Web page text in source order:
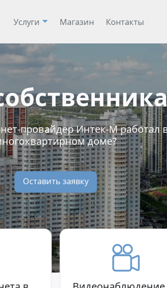
Услуги Магазин Контакты
провайдер Интек-М работал
доме?
Оставить заявку